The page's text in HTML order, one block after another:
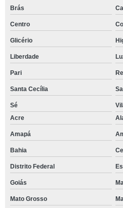
Brás
Centro
Glicério
Liberdade
Pari
Santa Cecília
Sé
Acre
Amapá
Bahia
Distrito Federal
Goiás
Mato Grosso